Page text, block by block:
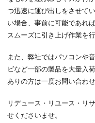
つ迅速に運び出しをさせて
い場合、事前に可能であれ
スムーズに引き上げ作業を
また、弊社ではパソコンや
ビなど一部の製品を大量入
ありの方は一度お問い合わ
リデュース・リユース・リ
せくださいませ。